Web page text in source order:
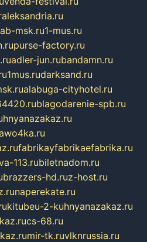
msk.ru1-mus.ru
purse-factory.ru
adler-jun.rubandamn.ru
1mus.rudarksand.ru
alabuga-cityhotel.ru
blagodarenie-spb.ru
fabrikayfabrikaefabrika.ru
113.rubiletnadom.ru
brazzers-hd.ruz-host.ru
naperekate.ru
kitubeu-2-kuhnyanazakaz.ru
cs-68.ru
mir-tk.ruvlknrussia.ru